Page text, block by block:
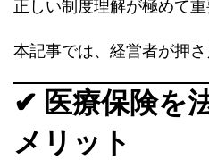
正しい制度理解が極めて重
本記事では、経営者が押
✔ 医療保険を
メリット